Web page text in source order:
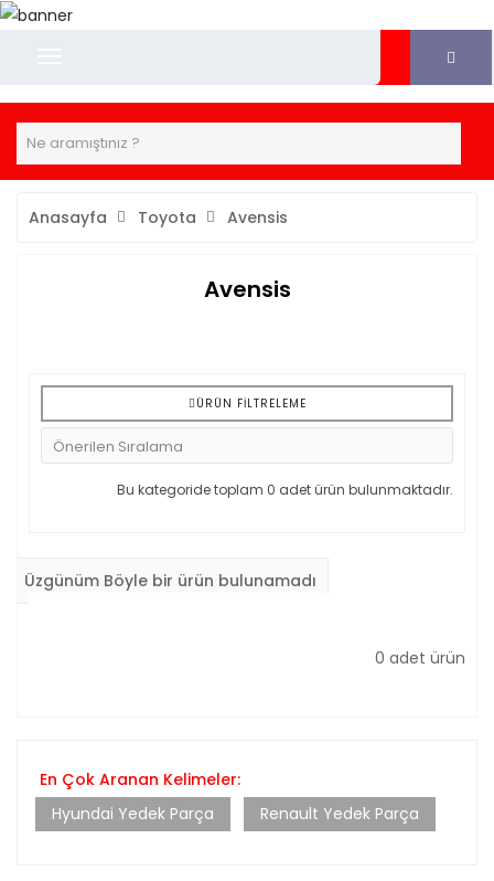
Anasayfa Toyota Avensis
Avensis
ÜRÜN FILTRELEME
Bu kategoride toplam 0 adet ürün bulunmaktadır.
Üzgünüm Böyle bir ürün bulunamadı
0 adet ürün
En Çok Aranan Kelimeler:
Hyundai Yedek Parça
Renault Yedek Parça